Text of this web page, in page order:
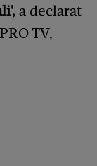
a declarat
TV,